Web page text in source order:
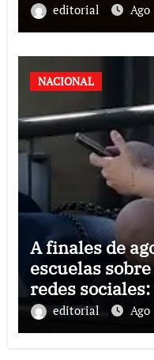
editorial Ago
NACIONAL
A finales de
escuelas
redes
editorial Ago